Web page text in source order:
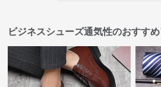
ビジネスシューズ通気性のおすす